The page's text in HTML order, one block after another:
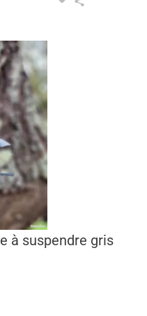
à suspendre gris